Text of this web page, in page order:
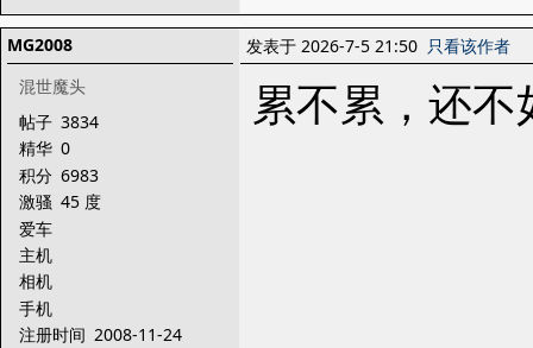
MG2008
混世魔头
帖子 3834
精华 0
积分 6983
激骚 45 度
爱车
主机
相机
手机
注册时间 2008-11-24
发表于 2026-7-5 21:50 只看该作者
累不累，还